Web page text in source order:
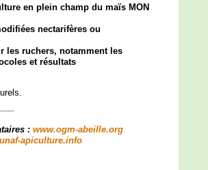
en plein champ du maïs MON
nectarifères ou
les ruchers, notamment les
et résultats
: www.ogm-abeille.org
apiculture.info